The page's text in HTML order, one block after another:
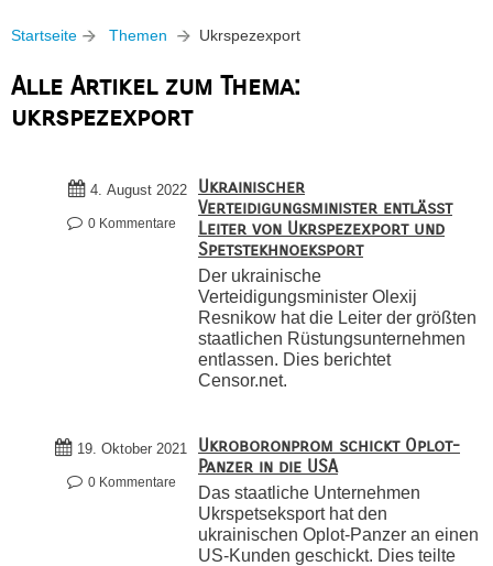
Startseite Themen Ukrspezexport
Alle Artikel zum Thema:
ukrspezexport
4. August 2022
0 Kommentare
Ukrainischer
Verteidigungsminister entlässt
Leiter von Ukrspezexport und
Spetstekhnoeksport
Der ukrainische
Verteidigungsminister Olexij
Resnikow hat die Leiter der größten
staatlichen Rüstungsunternehmen
entlassen. Dies berichtet
Censor.net.
19. Oktober 2021
0 Kommentare
Ukroboronprom schickt Oplot-
Panzer in die USA
Das staatliche Unternehmen
Ukrspetseksport hat den
ukrainischen Oplot-Panzer an einen
US-Kunden geschickt. Dies teilte